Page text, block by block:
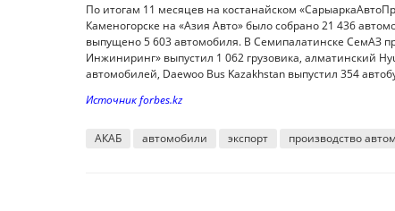
По итогам 11 месяцев на костанайском
Каменогорске на «Азия Авто» было собрано 21 436
выпущено 5 603 автомобиля. В Семипалатинске СемАЗ
Инжиниринг» выпустил 1 062 грузовика, алматинский
автомобилей, Daewoo Bus Kazakhstan выпустил 354
Источник forbes.kz
АКАБ автомобили экспорт производство